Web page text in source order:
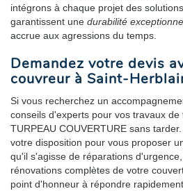
intégrons à chaque projet des
garantissent une durabilité
accrue aux agressions du temps.
Demandez votre devis
couvreur à Saint-
Si vous recherchez un
conseils d'experts pour vos travaux
TURPEAU COUVERTURE sans
votre disposition pour vous proposer
qu'il s'agisse de réparations
rénovations complètes de votre
point d'honneur à répondre